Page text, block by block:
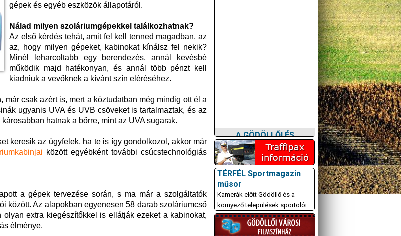
gépek és egyéb eszközök állapotáról.
Nálad milyen szoláriumgépekkel találkozhatnak?
Az első kérdés tehát, amit fel kell tenned magadban, az
az, hogy milyen gépeket, kabinokat kínálsz fel nekik?
Minél leharcoltabb egy berendezés, annál kevésbé
működik majd hatékonyan, és annál több pénzt kell
kiadniuk a vevőknek a kívánt szín eléréséhez.
csak azért is, mert a köztudatban még mindig ott él a
ugyanis UVA és UVB csöveket is tartalmaztak, és az
hatnak a bőrre, mint az UVA sugarak.
keresik az ügyfelek, ha te is így gondolkozol, akkor már
között egyébként további csúcstechnológiás
a gépek tervezése során, s ma már a szolgáltatók
között. Az alapokban egyenesen 58 darab szoláriumcső
extra kiegészítőkkel is ellátják ezeket a kabinokat,
élménye.
KÖRNYÉKBELI
KULTURÁLIS- ÉS
SPORTPROGRAMOKAT
KÖZÖSSÉGI
OLDALUNKON TESSZÜK
TÉRFÉL Sportmagazin
műsor
Kamerák előtt Gödöllő és a
környező települések sportolói